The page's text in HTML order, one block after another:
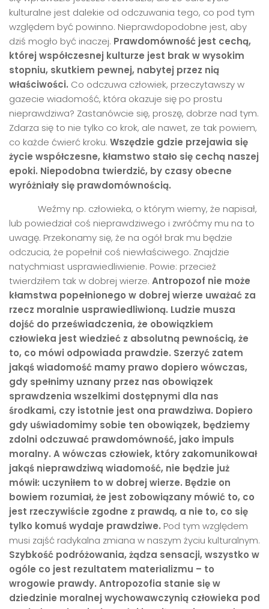
kulturalne jest dalekie od odczuwania tego, co pod tym
względem być powinno. Nieprawdopodobne jest, aby
dziś mogło być inaczej. Prawdomówność jest cechą,
której współczesnej kulturze jest brak w wysokim
stopniu, skutkiem pewnej, nabytej przez nią
właściwości. Co odczuwa człowiek, przeczytawszy w
gazecie wiadomość, która okazuje się po prostu
nieprawdziwa? Zastanówcie się, proszę, dobrze nad tym.
Zdarza się to nie tylko co krok, ale nawet, ze tak powiem,
co każde ćwierć kroku. Wszędzie gdzie przejawia się
życie współczesne, kłamstwo stało się cechą naszej
epoki. Niepodobna twierdzić, by czasy obecne
wyróżniały się prawdomównością.
Weźmy np. człowieka, o którym wiemy, że napisał,
lub powiedział coś nieprawdziwego i zwróćmy mu na to
uwagę. Przekonamy się, że na ogół brak mu będzie
odczucia, że popełnił coś niewłaściwego. Znajdzie
natychmiast usprawiedliwienie. Powie: przecież
twierdziłem tak w dobrej wierze. Antropozof nie może
kłamstwa popełnionego w dobrej wierze uważać za
rzecz moralnie usprawiedliwioną. Ludzie musza
dojść do przeświadczenia, że obowiązkiem
człowieka jest wiedzieć z absolutną pewnością, że
to, co mówi odpowiada prawdzie. Szerzyć zatem
jakąś wiadomość mamy prawo dopiero wówczas,
gdy spełnimy uznany przez nas obowiązek
sprawdzenia wszelkimi dostępnymi dla nas
środkami, czy istotnie jest ona prawdziwa. Dopiero
gdy uświadomimy sobie ten obowiązek, będziemy
zdolni odczuwać prawdomówność, jako impuls
moralny. A wówczas człowiek, który zakomunikował
jakąś nieprawdziwą wiadomość, nie będzie już
mówił: uczyniłem to w dobrej wierze. Będzie on
bowiem rozumiał, że jest zobowiązany mówić to, co
jest rzeczywiście zgodne z prawdą, a nie to, co się
tylko komuś wydaje prawdziwe. Pod tym względem
musi zajść radykalna zmiana w naszym życiu kulturalnym.
Szybkość podróżowania, żądza sensacji, wszystko w
ogóle co jest rezultatem materializmu – to
wrogowie prawdy. Antropozofia stanie się w
dziedzinie moralnej wychowawczynią człowieka pod